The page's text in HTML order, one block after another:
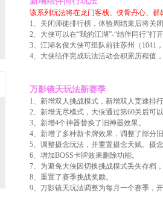
该系列玩法将在龙门客栈、侠骨丹心、群
1、关闭师徒排行榜，体验周结束后将关
2、大侠可以在“我的江湖”-“结伴同行”打
3、江湖名俊大侠可组队前往苏州（1041
4、大侠结伴完成玩法活动会积累历程值
万影镜天玩法新赛季
1、新增双人挑战模式，新增双人竞速排
2、新增无尽模式，大侠通过第60关后可
3、新增4个神器替换了旧神器效果。
4、新增了多种新卡牌效果，调整了部分旧
5、调整摄念玩法，并重置摄念天赋。摄
6、增加BOSS卡牌效果删除功能。
7、为避免大侠因切换挑战模式丢失存档
8、重置了赛季挑战奖励。
9、万影镜天玩法调整为每月一个赛季，